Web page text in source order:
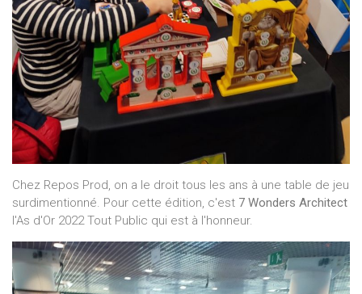
Chez Repos Prod, on a le droit tous les ans à une table de jeu
surdimentionné. Pour cette édition, c'est 7 Wonders Architect
l'As d'Or 2022 Tout Public qui est à l'honneur.